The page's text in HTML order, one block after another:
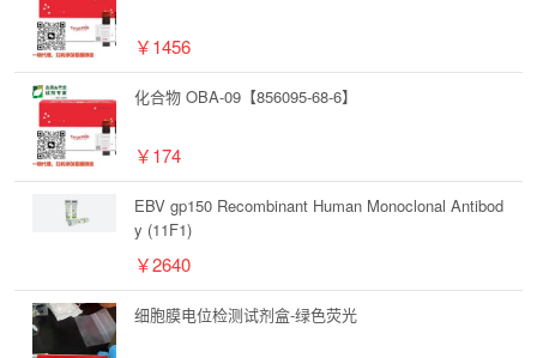
￥1456
化合物 OBA-09【856095-68-6】
￥174
EBV gp150 Recombinant Human Monoclonal Antibod
y (11F1)
￥2640
细胞膜电位检测试剂盒-绿色荧光